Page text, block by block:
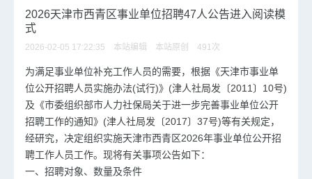
2026天津市西青区事业单位招聘47人公告进入阅读模
式
2026-02-05 17:22:35 本站编辑 本站原创 491次
为满足事业单位补充工作人员的需要，根据《天津市事业单
位公开招聘人员实施办法(试行)》(津人社局发〔2011〕10号)
及《市委组织部市人力社保局关于进一步完善事业单位公开
招聘工作的通知》(津人社局发〔2017〕37号)等有关规定，
经研究，决定组织实施天津市西青区2026年事业单位公开招
聘工作人员工作。现将有关事项公告如下：
一、招聘对象、数量及条件